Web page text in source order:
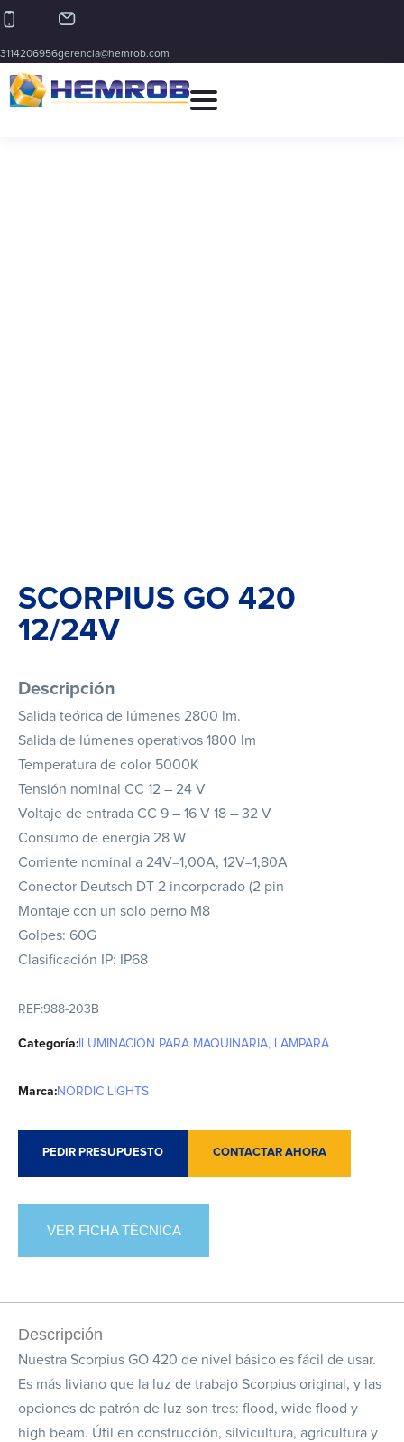
3114206956gerencia@hemrob.com
SCORPIUS GO 420
12/24V
Descripción
Salida teórica de lúmenes 2800 lm.
Salida de lúmenes operativos 1800 lm
Temperatura de color 5000K
Tensión nominal CC 12 – 24 V
Voltaje de entrada CC 9 – 16 V 18 – 32 V
Consumo de energía 28 W
Corriente nominal a 24V=1,00A, 12V=1,80A
Conector Deutsch DT-2 incorporado (2 pin
Montaje con un solo perno M8
Golpes: 60G
Clasificación IP: IP68
REF:988-203B
Categoría: ILUMINACIÓN PARA MAQUINARIA, LAMPARA
Marca:NORDIC LIGHTS
PEDIR PRESUPUESTO CONTACTAR AHORA
VER FICHA TÉCNICA
Descripción
Nuestra Scorpius GO 420 de nivel básico es fácil de usar.
Es más liviano que la luz de trabajo Scorpius original, y las
opciones de patrón de luz son tres: flood, wide flood y
high beam. Útil en construcción, silvicultura, agricultura y